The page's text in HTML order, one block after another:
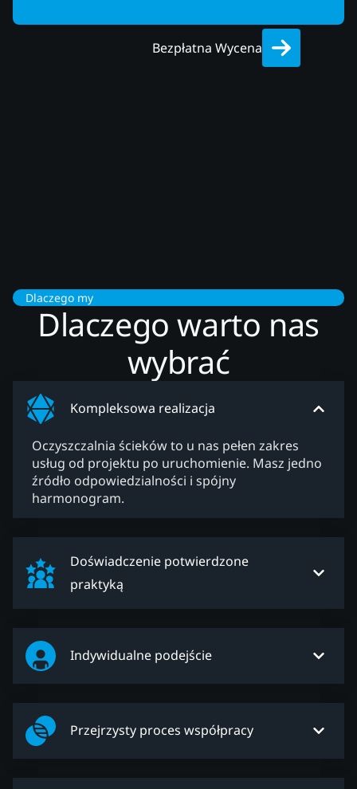
Bezpłatna Wycena
Dlaczego my
Dlaczego warto nas
wybrać
Kompleksowa realizacja
Oczyszczalnia ścieków to u nas pełen zakres
usług od projektu po uruchomienie. Masz jedno
źródło odpowiedzialności i spójny
harmonogram.
Doświadczenie potwierdzone
praktyką
Indywidualne podejście
Przejrzysty proces współpracy